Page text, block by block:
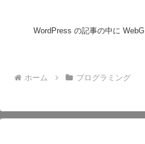
WordPress の記事の中に
ホーム プログラミング